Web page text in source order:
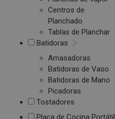
Centros de
Planchado
Tablas de Planchar
Batidoras
Amasadoras
Batidoras de Vaso
Batidoras de Mano
Picadoras
Tostadores
Placa de Cocina Portátil